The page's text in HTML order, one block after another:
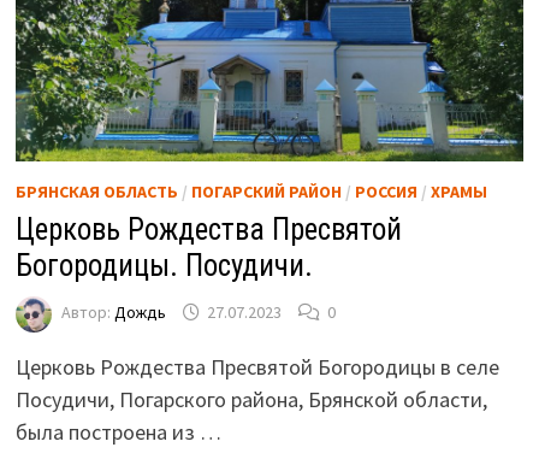
БРЯНСКАЯ ОБЛАСТЬ / ПОГАРСКИЙ РАЙОН/ РОССИЯ / ХРАМЫ
Церковь Рождества Пресвятой
Богородицы. Посудичи.
Автор: Дождь 27.07.2023 0
Церковь Рождества Пресвятой Богородицы в селе
Посудичи, Погарского района, Брянской области,
была построена из …